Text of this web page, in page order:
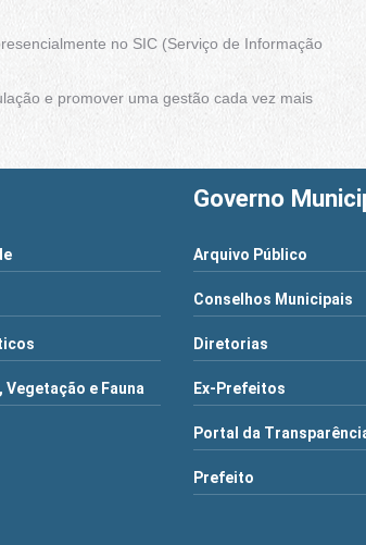
no SIC (Serviço de Informação
e promover uma gestão cada vez mais
Vegetação e Fauna
Governo
Arquivo Público
Conselhos Municipais
Diretorias
Ex-Prefeitos
Portal da
Prefeito